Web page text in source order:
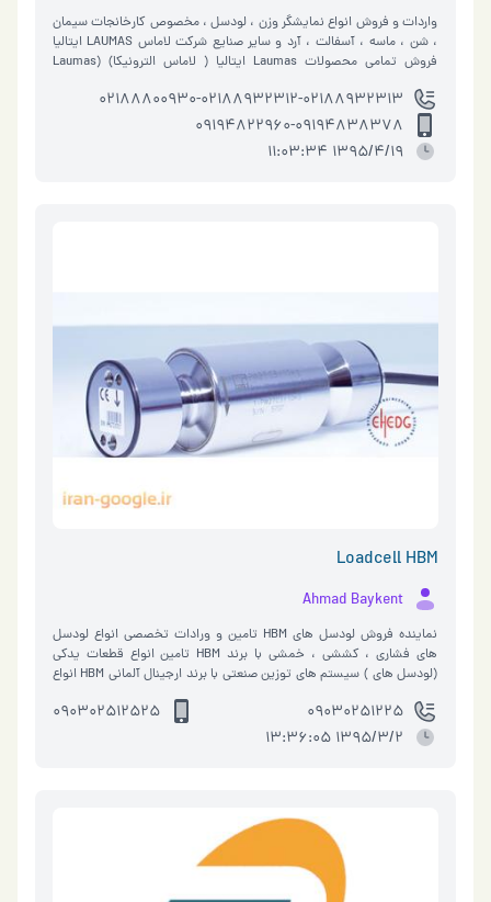
واردات و فروش انواع نمايشگر وزن ، لودسل ، مخصوص كارخانجات سيمان
، شن ، ماسه ، آسفالت ، آرد و ساير صنايع شركت لاماس LAUMAS ايتاليا
فروش تمامي محصولات Laumas ايتاليا ( لاماس الترونيکا) (Laumas
02188800930-02188932312-02188932313
09194822960-09194838378
1395/4/19 11:03:34
Loadcell HBM
Ahmad Baykent
نماینده فروش لودسل های HBM تامین و ورادات تخصصی انواع لودسل
های فشاری ، کششی ، خمشی با برند HBM تامین انواع قطعات یدکی
(لودسل های ) سیستم های توزین صنعتی با برند ارجینال آلمانی HBM انواع
09030251225
090302512525
1395/3/2 13:36:05